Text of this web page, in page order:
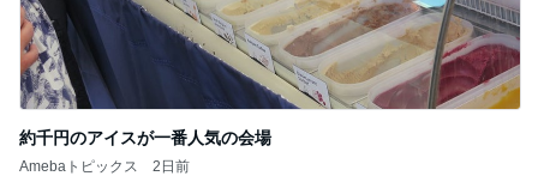
約千円のアイスが一番人気の会場
Amebaトピックス 2日前